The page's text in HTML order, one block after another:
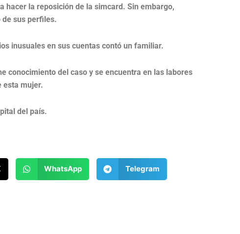
hacer la reposición de la simcard. Sin embargo,
sus perfiles.
inusuales en sus cuentas contó un familiar.
conocimiento del caso y se encuentra en las labores
esta mujer.
del país.
WhatsApp Telegram